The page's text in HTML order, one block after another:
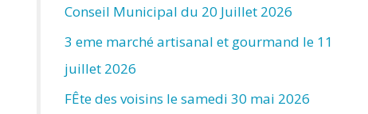
Conseil Municipal du 20 Juillet 2026
3 eme marché artisanal et gourmand le 11
juillet 2026
FÊte des voisins le samedi 30 mai 2026